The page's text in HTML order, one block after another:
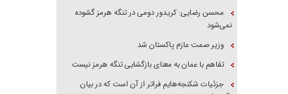
محسن رضایی: کریدور دومی در تنگه هرمز گشوده
نمی‌شود
وزیر صمت عازم پاکستان شد
تفاهم با عمان به معنای بازگشایی تنگه هرمز نیست
جزئیات شکنجه‌هایم فراتر از آن است که در بیان